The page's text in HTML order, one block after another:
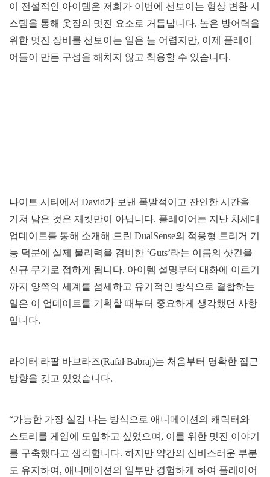
이 전설적인 아이템은 저희가 이번에 선보이는 형상 변환 시
스템을 통해 옷장의 멋진 요소로 거듭납니다. 높은 방어력을
위한 멋진 장비를 선보이는 일은 늘 어렵지만, 이제 플레이
어들이 만든 구성을 해치지 않고 착용할 수 있습니다.
나이트 시티에서 David가 보낸 폭발적이고 잔인한 시간을
거쳐 남은 것은 재킷만이 아닙니다. 플레이어는 지난 차세대
업데이트를 통해 소개해 드린 DualSense의 적응형 트리거 기
능 덕분에 실제 물리력을 겸비한 ‘Guts’라는 이름의 샷건을
신규 무기로 접하게 됩니다. 아이템 설명부터 대화에 이르기
까지 양쪽의 세계를 섬세하고 유기적인 방식으로 결합하는
일은 이 업데이트를 기획할 때부터 중요하게 생각했던 사항
입니다.
라이터 라팔 바브라즈(Rafał Babraj)는 처음부터 명확한 접근
방향을 갖고 있었습니다.
“가능한 가장 실감 나는 방식으로 애니메이션의 캐릭터와
스토리를 게임에 도입하고 싶었으며, 이를 위한 멋진 이야기
를 구축했다고 생각합니다. 하지만 약간의 신비스러운 부분
도 유지하여, 애니메이션의 일부만 경험하게 하여 플레이어